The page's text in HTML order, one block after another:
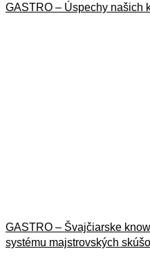
GASTRO – Úspechy našich
GASTRO – Švajčiarske
systému majstrovských